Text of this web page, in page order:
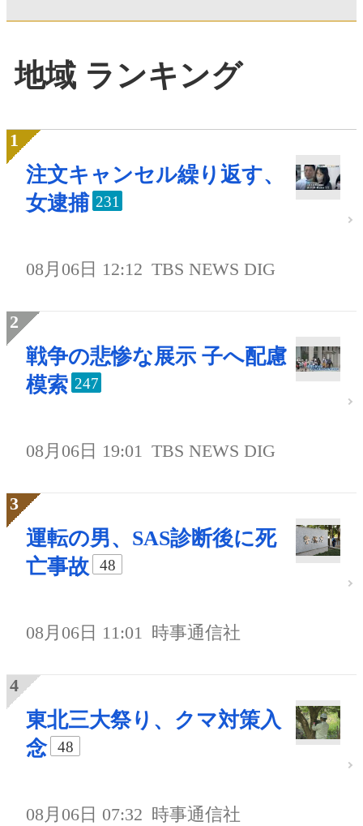
地域 ランキング
注文キャンセル繰り返す、
女逮捕 231
08月06日 12:12 TBS NEWS DIG
戦争の悲惨な展示 子へ配慮
模索 247
08月06日 19:01 TBS NEWS DIG
運転の男、SAS診断後に死
亡事故
48
08月06日 11:01 時事通信社
東北三大祭り、クマ対策入
念
48
08月06日 07:32 時事通信社